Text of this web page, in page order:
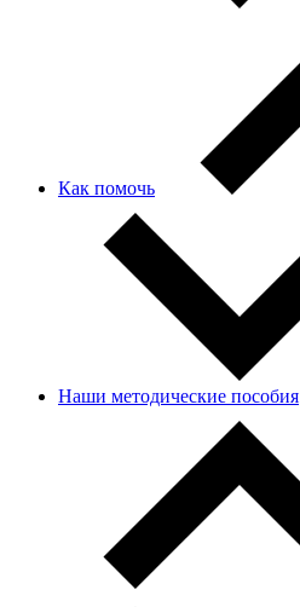
Как помочь
Наши методические пособия